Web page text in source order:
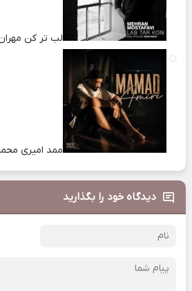
لب تر کن
ممد امیری
دیدگاه خود را بگذارید